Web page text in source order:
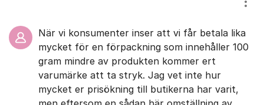
När vi konsumenter inser att vi får betala lika
mycket för en förpackning som innehåller 100
gram mindre av produkten kommer ert
varumärke att ta stryk. Jag vet inte hur
mycket er prisökning till butikerna har varit,